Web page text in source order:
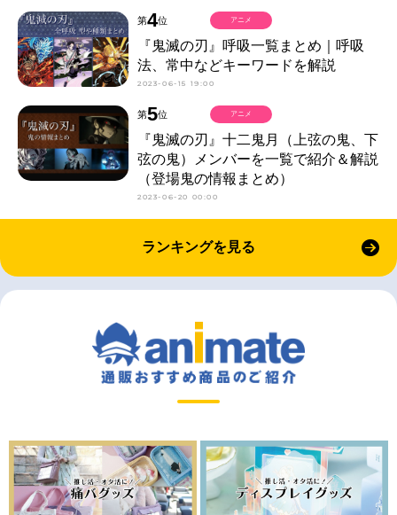
第4位
『鬼滅の刃』呼吸一覧まとめ｜呼吸
法、常中などキーワードを解説
2023-06-15 19:00
アニメ
第5位
『鬼滅の刃』十二鬼月（上弦の鬼、下
弦の鬼）メンバーを一覧で紹介＆解説
（登場鬼の情報まとめ）
2023-06-20 00:00
アニメ
ランキングを見る